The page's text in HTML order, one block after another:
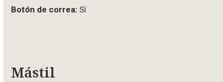
Botón de correa: Sí
Mástil